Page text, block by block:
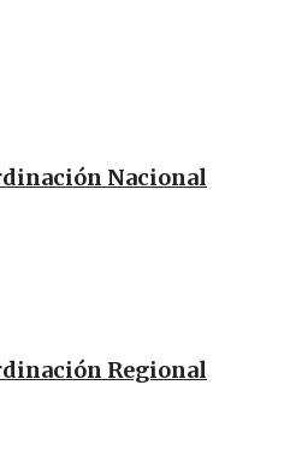
Nacional
Regional